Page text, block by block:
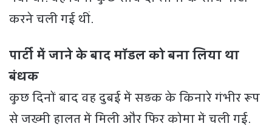
करने चली गई थीं.
पार्टी में जाने के बाद मॉडल को बना लिया था
बंधक
कुछ दिनों बाद वह दुबई में सड़क के किनारे गंभीर रूप
से जख्मी हालत में मिली और फिर कोमा में चली गई.